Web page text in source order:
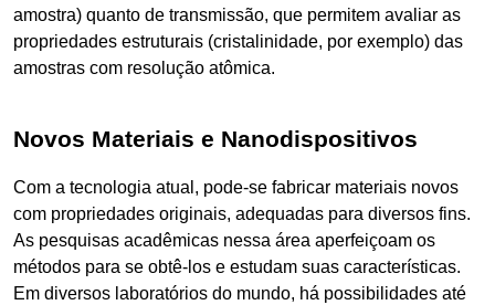
amostra) quanto de transmissão, que permitem avaliar as
propriedades estruturais (cristalinidade, por exemplo) das
amostras com resolução atômica.
Novos Materiais e Nanodispositivos
Com a tecnologia atual, pode-se fabricar materiais novos
com propriedades originais, adequadas para diversos fins.
As pesquisas acadêmicas nessa área aperfeiçoam os
métodos para se obtê-los e estudam suas características.
Em diversos laboratórios do mundo, há possibilidades até